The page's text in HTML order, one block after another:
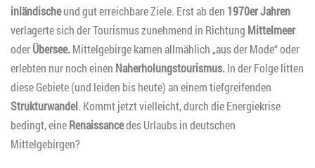
inländischeund gut erreichbare Ziele. Erst ab den 1970er Jahren
verlagerte sich der Tourismus zunehmend in Richtung Mittelmeer
oderÜbersee.Mittelgebirge kamen allmählich „aus der Mode“ oder
erlebten nur noch einen Naherholungstourismus.In der Folge litten
diese Gebiete (und leiden bis heute) an einem tiefgreifenden
Strukturwandel. Kommt jetzt vielleicht, durch die Energiekrise
bedingt, eineRenaissancedes Urlaubs in deutschen
Mittelgebirgen?